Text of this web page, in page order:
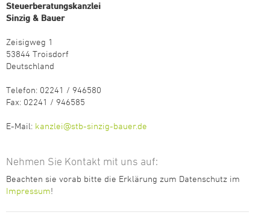
Steuerberatungskanzlei
Sinzig & Bauer
Zeisigweg 1
53844 Troisdorf
Deutschland
Telefon: 02241 / 946580
Fax: 02241 / 946585
E-Mail: kanzlei@stb-sinzig-bauer.de
Nehmen Sie Kontakt mit uns auf:
Beachten sie vorab bitte die Erklärung zum Datenschutz im
Impressum!